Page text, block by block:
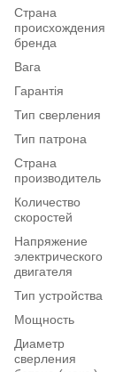
Страна
происхождения
бренда
Вага
Гарантія
Тип сверления
Тип патрона
Страна
производитель
Количество
скоростей
Напряжение
электрического
двигателя
Тип устройства
Мощность
Диаметр
сверления